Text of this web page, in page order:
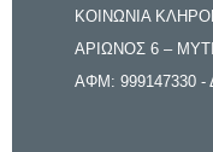
ΚΟΙΝΩΝΙΑ
ΑΡΙΩΝΟΣ 6 –
ΑΦΜ: 999147330